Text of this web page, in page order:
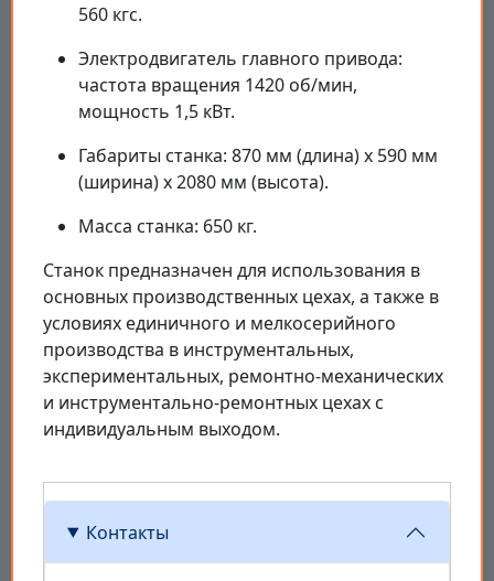
560 кгс.
Электродвигатель главного привода:
частота вращения 1420 об/мин,
мощность 1,5 кВт.
Габариты станка: 870 мм (длина) х 590 мм
(ширина) х 2080 мм (высота).
Масса станка: 650 кг.
Станок предназначен для использования в
основных производственных цехах, а также в
условиях единичного и мелкосерийного
производства в инструментальных,
экспериментальных, ремонтно-механических
и инструментально-ремонтных цехах с
индивидуальным выходом.
Контакты